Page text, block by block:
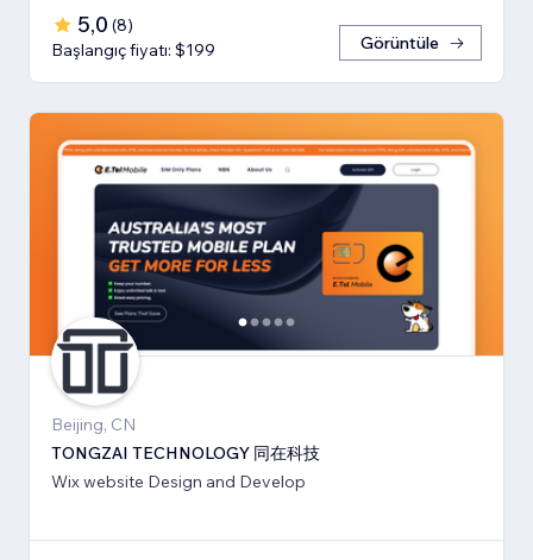
5,0 (8)
Başlangıç fiyatı: $199
Görüntüle
Beijing, CN
TONGZAI TECHNOLOGY 同在科技
Wix website Design and Develop